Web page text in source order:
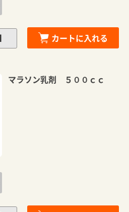
カートに入れる
マラソン乳剤 ５００ｃｃ